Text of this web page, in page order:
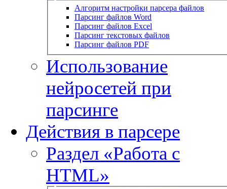
Алгоритм настройки парсера файлов
Парсинг файлов Word
Парсинг файлов Excel
Парсинг текстовых файлов
Парсинг файлов PDF
Использование
нейросетей при
парсинге
Действия в парсере
Раздел «Работа с
HTML»